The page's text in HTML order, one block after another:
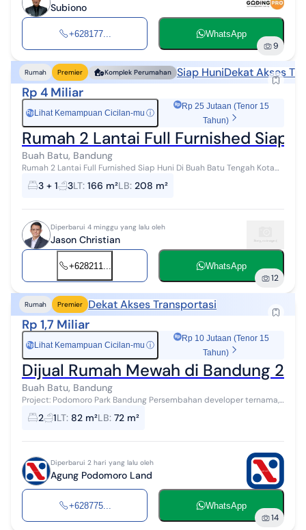
Subiono
+628177... WhatsApp
9
Rumah Premier Komplek Perumahan Siap HuniDekat Akses
Rp 4 Miliar
Rp Lihat Kemampuan Cicilan-mu ⓘ
Rp 25 Jutaan (Tenor 15
Tahun)
Rumah 2 Lantai Full Furnished Siap
Buah Batu, Bandung
Rumah 2 Lantai Full Furnished Siap Huni Di Buah Batu Tengah Kota
Rumah sangat terawat seperti baru, sudah termasuk interior dan
alat elektronik ! ...
3 + 1 3LT: 166 m²LB: 208 m²
Diperbarui 4 minggu yang lalu oleh
Jason Christian
+628211... WhatsApp
12
Rumah Premier Dekat Akses Transportasi
Rp 1,7 Miliar
Rp Lihat Kemampuan Cicilan-mu ⓘ
Rp 10 Jutaan (Tenor 15
Tahun)
Dijual Rumah Mewah di Bandung 2
Buah Batu, Bandung
Project: Podomoro Park Bandung Persembahan developer ternama,
Agung Podomoro Land Kondisi baru Banyak promo diskon,
cashback, dan hadiah langsung!...
2 1LT: 82 m²LB: 72 m²
Diperbarui 2 hari yang lalu oleh
Agung Podomoro Land
+628775... WhatsApp
14